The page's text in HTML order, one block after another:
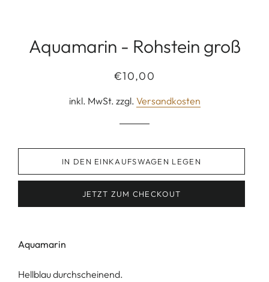
Aquamarin - Rohstein groß
Normaler
Sonderpreis
€10,00
inkl. MwSt. zzgl. Versandkosten
IN DEN EINKAUFSWAGEN LEGEN
JETZT ZUM CHECKOUT
Aquamarin
Hellblau durchscheinend.